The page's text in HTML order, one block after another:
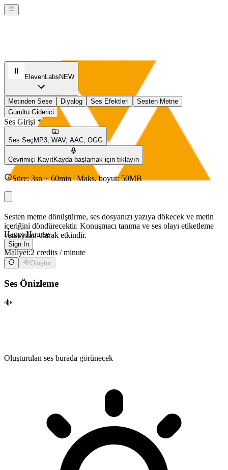
HappyHourse
Sign In
ElevenLabs NEW
Metinden Sese Diyalog Ses Efektleri
Sesten Metne
Gürültü Giderici
Ses Girişi *
Ses Seç MP3, WAV, AAC, OGG
Çevrimiçi KayıtKayda başlamak için tıklayın
Süre: 3sn ~ 60min | Maks. boyut: 50MB
Sesten metne dönüştürme, ses dosyanızı yazıya dökecek ve metin
içeriğini döndürecektir. Konuşmacı tanıma ve ses olayı etiketleme
varsayılan olarak etkindir.
Maliyet:2 credits / minute
Oluştur
Ses Önizleme
Oluşturulan ses burada görünecek